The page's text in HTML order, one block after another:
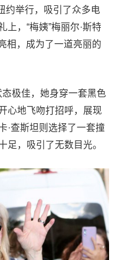
约举行，吸引了众多电
，“梅姨”梅丽尔·斯特
相，成为了一道亮丽的
极佳，她身穿一套黑色
心地飞吻打招呼，展现
·查斯坦则选择了一套撞
足，吸引了无数目光。